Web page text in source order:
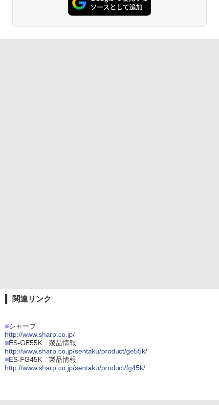
関連リンク
■シャープ
http://www.sharp.co.jp/
■ES-GE55K 製品情報
http://www.sharp.co.jp/sentaku/product/ge55k/
■ES-FG45K 製品情報
http://www.sharp.co.jp/sentaku/product/fg45k/